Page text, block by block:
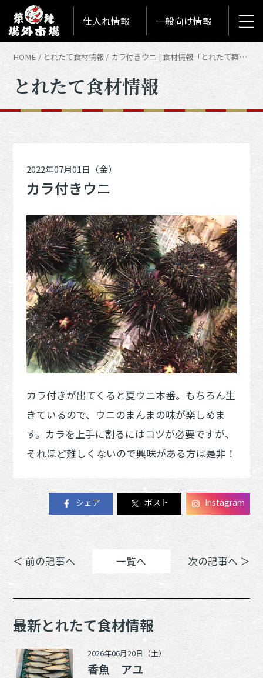
仕入れ情報 一般向け情報
HOME とれたて食材情報 カラ付きウニ | 食材情報「とれたて築地食材情報」
とれたて食材情報
2022年07月01日（金）
カラ付きウニ
カラ付きが出てくると夏ウニ本番。もちろん生
きているので、ウニのまんまの味が楽しめま
す。カラを上手に割るにはコツが必要ですが、
それほど難しくないので興味がある方は是非！
シェア ポスト Instagram
＜ 前の記事へ 一覧へ 次の記事へ ＞
最新とれたて食材情報
2026年06月20日（土）
香魚 アユ